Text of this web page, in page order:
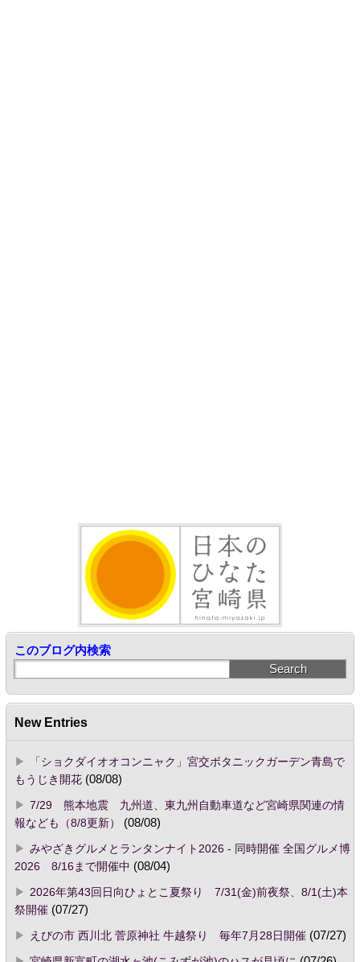
このブログ内検索
New Entries
「ショクダイオオコンニャク」宮交ボタニックガーデン青島で
もうじき開花(08/08)
7/29 熊本地震 九州道、東九州自動車道など宮崎県関連の情
報なども（8/8更新）
(08/08)
みやざきグルメとランタンナイト2026 - 同時開催 全国グルメ博
2026 8/16まで開催中 (08/04)
2026年第43回日向ひょとこ夏祭り 7/31(金)前夜祭、8/1(土)本
祭開催(07/27)
えびの市 西川北 菅原神社 牛越祭り 毎年7月28日開催(07/27)